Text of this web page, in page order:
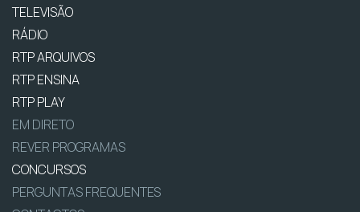
TELEVISÃO
RÁDIO
RTP ARQUIVOS
RTP ENSINA
RTP PLAY
EM DIRETO
REVER PROGRAMAS
CONCURSOS
PERGUNTAS FREQUENTES